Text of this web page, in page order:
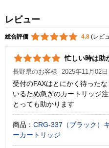
レビュー
総合評価 4.8 (レビ
忙しい時は助
長野県のお客様 2025年11月02日
受付のFAXはとにかく待った
いるため急ぎのカートリッジ
とっても助かります
商品： CRG-337（ブラック）
ーカートリッジ